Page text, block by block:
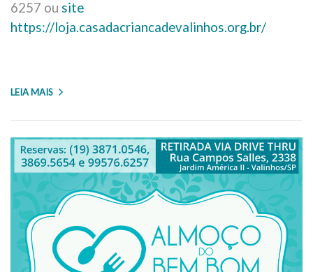
6257 ou site
https://loja.casadacriancadevalinhos.org.br/
LEIA MAIS